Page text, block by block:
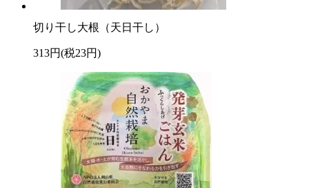
切り干し大根（天日干し）
313円(税23円)